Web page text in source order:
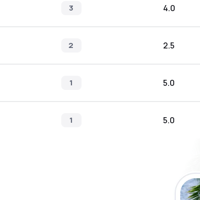
3 4.0
2 2.5
1 5.0
1 5.0